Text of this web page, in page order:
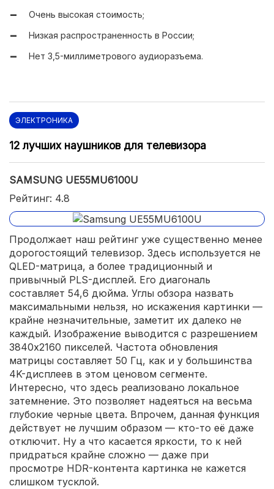
Максимальные углы обзора;
Крупные размеры;
Поддерживаются все стандарты цифрового ТВ;
Пульт с голосовым управлением в комплекте.
Очень высокая стоимость;
Низкая распространенность в России;
Нет 3,5-миллиметрового аудиоразъема.
ЭЛЕКТРОНИКА
12 лучших наушников для телевизора
SAMSUNG UE55MU6100U
Рейтинг: 4.8
Продолжает наш рейтинг уже существенно менее
дорогостоящий телевизор. Здесь используется не
QLED-матрица, а более традиционный и
привычный PLS-дисплей. Его диагональ
составляет 54,6 дюйма. Углы обзора назвать
максимальными нельзя, но искажения картинки —
крайне незначительные, заметит их далеко не
каждый. Изображение выводится с разрешением
3840x2160 пикселей. Частота обновления
матрицы составляет 50 Гц, как и у большинства
4K-дисплеев в этом ценовом сегменте.
Интересно, что здесь реализовано локальное
затемнение. Это позволяет надеяться на весьма
глубокие черные цвета. Впрочем, данная функция
действует не лучшим образом — кто-то её даже
отключит. Ну а что касается яркости, то к ней
придраться крайне сложно — даже при
просмотре HDR-контента картинка не кажется
слишком тусклой.